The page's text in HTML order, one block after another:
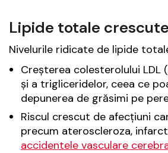
Lipide totale crescute
Nivelurile ridicate de lipide
Creșterea colesterolului LDL
și a trigliceridelor, ceea ce
depunerea de grăsimi pe
Riscul crescut de afecțiuni
precum ateroscleroza,
accidentele vasculare